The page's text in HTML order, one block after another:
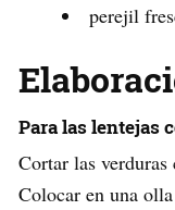
perejil
Para las lentejas
Cortar las
Colocar en una